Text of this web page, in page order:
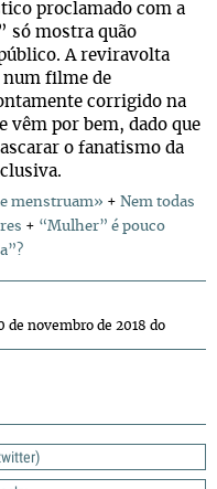
proclamado com a
só mostra quão
A reviravolta
num filme de
corrigido na
vêm por bem, dado que
o fanatismo da
menstruam» + Nem todas
+ “Mulher” é pouco
de novembro de 2018 do